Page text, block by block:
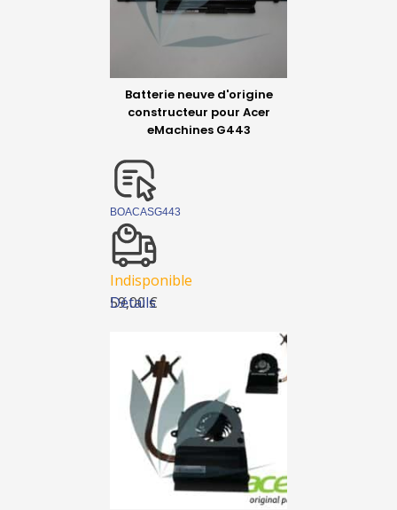
Détails
Batterie neuve d'origine
constructeur pour Acer
eMachines G443
BOACASG443
Indisponible
59,00 €